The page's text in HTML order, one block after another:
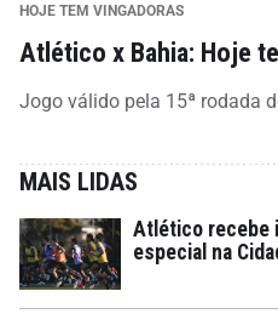
HOJE TEM VINGADORAS
Atlético x Bahia: Hoje
Jogo válido pela 15ª rodada
MAIS LIDAS
Atlético recebe
especial na